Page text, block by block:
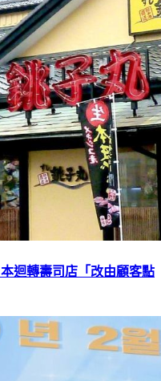
迴轉壽司店「改由顧客點